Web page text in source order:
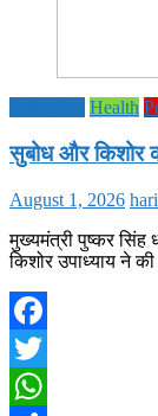
Health
सुबोध और किशोर
August 1, 2026
मुख्यमंत्री पुष्कर सिंह
किशोर उपाध्याय ने
Facebook
Twitter